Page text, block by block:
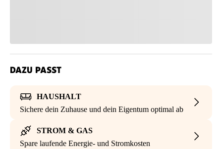
DAZU PASST
HAUSHALT
Sichere dein Zuhause und dein Eigentum optimal ab
STROM & GAS
Spare laufende Energie- und Stromkosten